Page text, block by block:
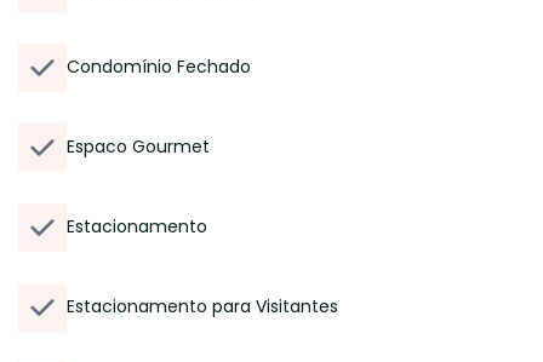
Condomínio Fechado
Espaco Gourmet
Estacionamento
Estacionamento para Visitantes